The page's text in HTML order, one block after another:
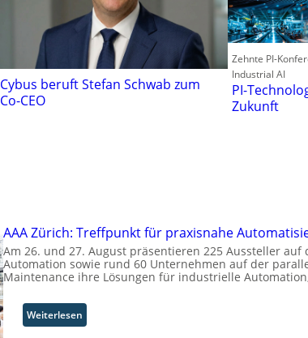
Cybus beruft Stefan Schwab zum
Co-CEO
Zehnte PI-
Industrial AI
PI-
Zukunft
AAA Zürich: Treffpunkt für praxisnahe
Am 26. und 27. August präsentieren 225 Aussteller auf
Automation sowie rund 60 Unternehmen auf der
Maintenance ihre Lösungen für industrielle
Weiterlesen:
A